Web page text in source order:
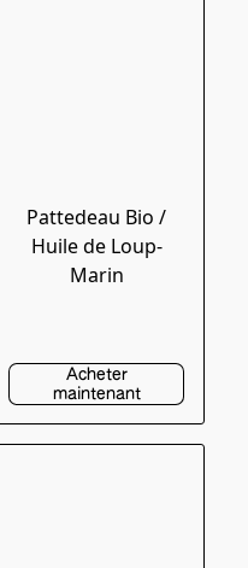
Pattedeau Bio /
Huile de Loup-
Marin
Acheter
maintenant